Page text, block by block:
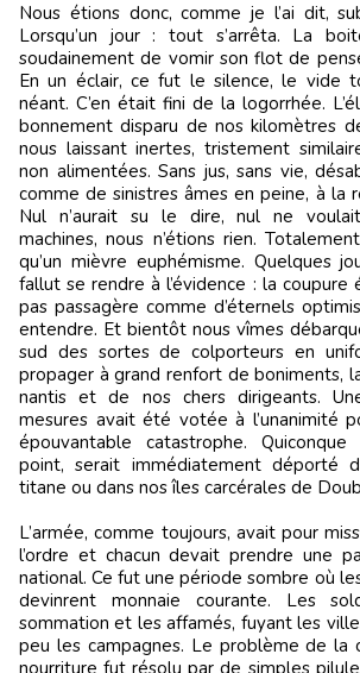
Nous étions donc, comme je l’ai dit,
Lorsqu’un jour : tout s’arrêta. La
soudainement de vomir son flot de
En un éclair, ce fut le silence, le vide
néant. C’en était fini de la logorrhée.
bonnement disparu de nos kilomètres
nous laissant inertes, tristement
non alimentées. Sans jus, sans vie,
comme de sinistres âmes en peine, à la
Nul n’aurait su le dire, nul ne voulait
machines, nous n’étions rien.
qu’un mièvre euphémisme. Quelques
fallut se rendre à l’évidence : la coupure
pas passagère comme d’éternels
entendre. Et bientôt nous vîmes
sud des sortes de colporteurs en
propager à grand renfort de boniments,
nantis et de nos chers dirigeants.
mesures avait été votée à l’unanimité
épouvantable catastrophe.
point, serait immédiatement déporté
titane ou dans nos îles carcérales de
L’armée, comme toujours, avait pour
l’ordre et chacun devait prendre une
national. Ce fut une période sombre où
devinrent monnaie courante. Les
sommation et les affamés, fuyant les
peu les campagnes. Le problème de la